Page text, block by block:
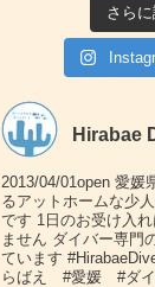
さら
Hirabae
2013/04/01open 愛媛
るアットホームな少
です 1日のお受け入
ません ダイバー専門
ています
らばえ #愛媛 #ダイ